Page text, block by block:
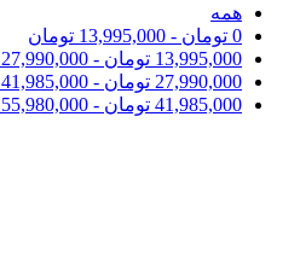
همه
0 تومان -
13,995,000 تومان
13,995,000 تومان -
27,990,000
27,990,000 تومان -
41,985,000
41,985,000 تومان -
55,980,000